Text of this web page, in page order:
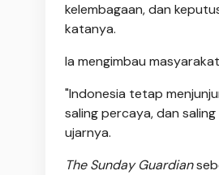
kelembagaan, dan
katanya.
Ia mengimbau
"Indonesia tetap
saling percaya, dan
ujarnya.
The Sunday Guardian